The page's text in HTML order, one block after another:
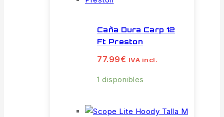
Caña Dura Carp 12
Ft Preston
77.99€ IVA incl.
1 disponibles